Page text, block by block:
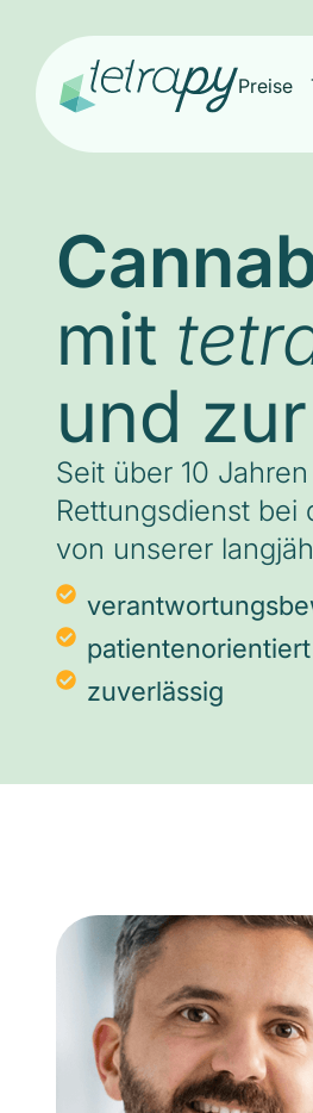
Preise
mit
und
Seit über 10
Rettungsdienst bei
von unserer
patientenorientiert
zuverlässig